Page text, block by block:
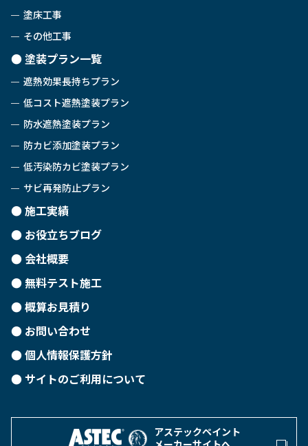
塗床工事
その他工事
塗装プラン一覧
遮熱効果長持ちプラン
低コスト遮熱塗装プラン
防水遮熱塗装プラン
防カビ添加塗装プラン
低汚染防カビ塗装プラン
サビ再発防止プラン
施工実績
お役立ちブログ
会社概要
無料テスト施工
概算お見積り
お問い合わせ
個人情報保護方針
サイトのご利用について
アステックペイント